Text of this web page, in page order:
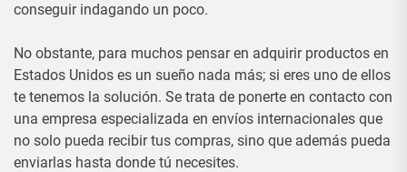
conseguir indagando un poco.
No obstante, para muchos pensar en adquirir productos en
Estados Unidos es un sueño nada más; si eres uno de ellos
te tenemos la solución. Se trata de ponerte en contacto con
una empresa especializada en envíos internacionales que
no solo pueda recibir tus compras, sino que además pueda
enviarlas hasta donde tú necesites.